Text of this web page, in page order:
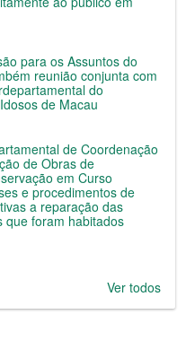
para os Assuntos do
reunião conjunta com
do
de Macau
de Coordenação
de Obras de
em Curso
e procedimentos de
a reparação das
que foram habitados
Ver todos